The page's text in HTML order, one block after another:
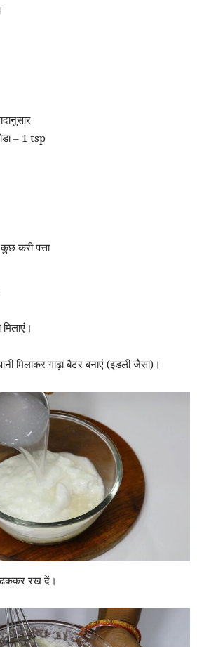
– 1 tsp
करी पत्ता
मिलाकर गाढ़ा बैटर बनाएं (इडली जैसा)।
रख दें।